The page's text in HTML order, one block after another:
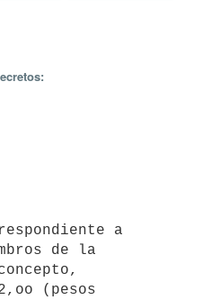
de la
(pesos